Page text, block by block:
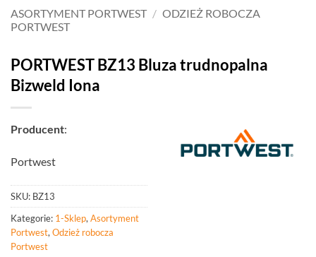
ASORTYMENT PORTWEST / ODZIEŻ ROBOCZA
PORTWEST
PORTWEST BZ13 Bluza trudnopalna
Bizweld Iona
Producent:
Portwest
SKU: BZ13
Kategorie: 1-Sklep, Asortyment
Portwest, Odzież robocza
Portwest